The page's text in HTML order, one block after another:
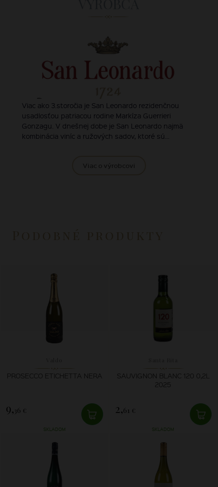
Viac ako 3.storočia je San Leonardo rezidenčnou
usadlosťou patriacou rodine Markíza Guerrieri
Gonzagu. V dnešnej dobe je San Leonardo najmä
kombinácia viníc a ružových sadov, ktoré sú...
PROSECCO ETICHETTA NERA
9, 36 €
SKLADOM
SAUVIGNON BLANC 120 0,2L
2025
2,61 €
SKLADOM